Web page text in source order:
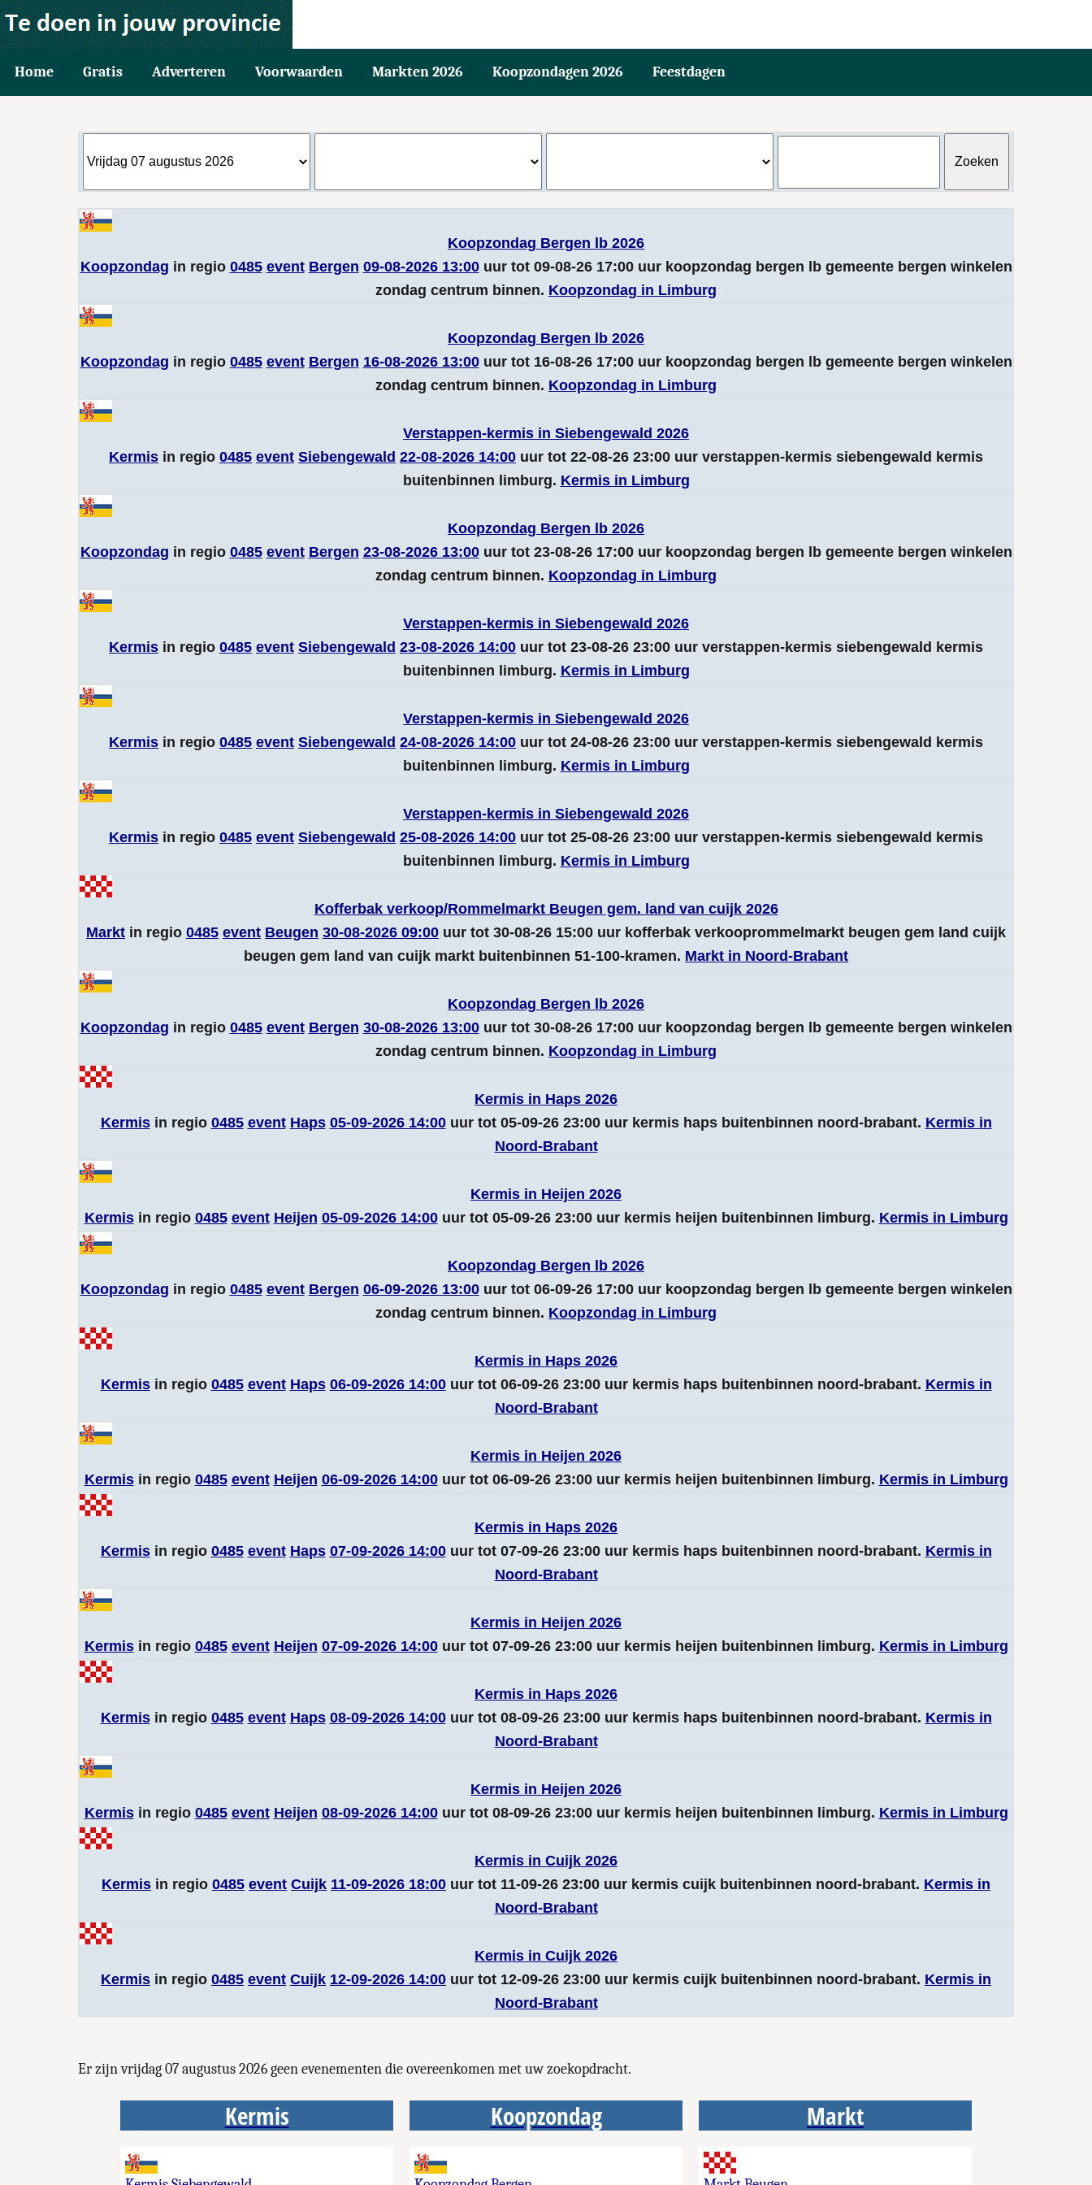
Home Gratis Adverteren Voorwaarden Markten 2026 Koopzondagen 2026 Feestdagen
Koopzondag Bergen lb 2026
Koopzondag in regio 0485 event Bergen 09-08-2026 13:00uur tot 09-08-26 17:00 uur koopzondag bergen lb gemeente bergen winkelen
zondag centrum binnen. Koopzondag in Limburg
Koopzondag Bergen lb 2026
Koopzondag in regio 0485 event Bergen 16-08-2026 13:00uur tot 16-08-26 17:00 uur koopzondag bergen lb gemeente bergen winkelen
zondag centrum binnen. Koopzondag in Limburg
Verstappen-kermis in Siebengewald 2026
Kermis in regio 0485 event Siebengewald 22-08-2026 14:00 uur tot 22-08-26 23:00 uur verstappen-kermis siebengewald kermis
buitenbinnen limburg. Kermis in Limburg
Koopzondag Bergen lb 2026
Koopzondag in regio 0485 event Bergen 23-08-2026 13:00uur tot 23-08-26 17:00 uur koopzondag bergen lb gemeente bergen winkelen
zondag centrum binnen. Koopzondag in Limburg
Verstappen-kermis in Siebengewald 2026
Kermis in regio 0485 event Siebengewald 23-08-2026 14:00 uur tot 23-08-26 23:00 uur verstappen-kermis siebengewald kermis
buitenbinnen limburg. Kermis in Limburg
Verstappen-kermis in Siebengewald 2026
Kermis in regio 0485 event Siebengewald 24-08-2026 14:00 uur tot 24-08-26 23:00 uur verstappen-kermis siebengewald kermis
buitenbinnen limburg. Kermis in Limburg
Verstappen-kermis in Siebengewald 2026
Kermis in regio 0485 event Siebengewald 25-08-2026 14:00 uur tot 25-08-26 23:00 uur verstappen-kermis siebengewald kermis
buitenbinnen limburg. Kermis in Limburg
Kofferbak verkoop/Rommelmarkt Beugen gem. land van cuijk 2026
Markt in regio 0485 event Beugen 30-08-2026 09:00 uur tot 30-08-26 15:00 uur kofferbak verkooprommelmarkt beugen gem land cuijk
beugen gem land van cuijk markt buitenbinnen 51-100-kramen. Markt in Noord-Brabant
Koopzondag Bergen lb 2026
Koopzondag in regio 0485 event Bergen 30-08-2026 13:00uur tot 30-08-26 17:00 uur koopzondag bergen lb gemeente bergen winkelen
zondag centrum binnen. Koopzondag in Limburg
Kermis in Haps 2026
Kermisin regio 0485 event Haps 05-09-2026 14:00uur tot 05-09-26 23:00 uur kermis haps buitenbinnen noord-brabant. Kermis in
Noord-Brabant
Kermis in Heijen 2026
Kermisin regio 0485 event Heijen 05-09-2026 14:00uur tot 05-09-26 23:00 uur kermis heijen buitenbinnen limburg. Kermis in Limburg
Koopzondag Bergen lb 2026
Koopzondag in regio 0485 event Bergen 06-09-2026 13:00uur tot 06-09-26 17:00 uur koopzondag bergen lb gemeente bergen winkelen
zondag centrum binnen. Koopzondag in Limburg
Kermis in Haps 2026
Kermisin regio 0485 event Haps 06-09-2026 14:00uur tot 06-09-26 23:00 uur kermis haps buitenbinnen noord-brabant. Kermis in
Noord-Brabant
Kermis in Heijen 2026
Kermisin regio 0485 event Heijen 06-09-2026 14:00uur tot 06-09-26 23:00 uur kermis heijen buitenbinnen limburg. Kermis in Limburg
Kermis in Haps 2026
Kermisin regio 0485 event Haps 07-09-2026 14:00uur tot 07-09-26 23:00 uur kermis haps buitenbinnen noord-brabant. Kermis in
Noord-Brabant
Kermis in Heijen 2026
Kermisin regio 0485 event Heijen 07-09-2026 14:00uur tot 07-09-26 23:00 uur kermis heijen buitenbinnen limburg. Kermis in Limburg
Kermis in Haps 2026
Kermisin regio 0485 event Haps 08-09-2026 14:00uur tot 08-09-26 23:00 uur kermis haps buitenbinnen noord-brabant. Kermis in
Noord-Brabant
Kermis in Heijen 2026
Kermisin regio 0485 event Heijen 08-09-2026 14:00uur tot 08-09-26 23:00 uur kermis heijen buitenbinnen limburg. Kermis in Limburg
Kermis in Cuijk 2026
Kermis in regio 0485 event Cuijk 11-09-2026 18:00 uur tot 11-09-26 23:00 uur kermis cuijk buitenbinnen noord-brabant. Kermis in
Noord-Brabant
Kermis in Cuijk 2026
Kermis in regio 0485 event Cuijk 12-09-2026 14:00 uur tot 12-09-26 23:00 uur kermis cuijk buitenbinnen noord-brabant. Kermis in
Noord-Brabant
Er zijn vrijdag 07 augustus 2026 geen evenementen die overeenkomen met uw zoekopdracht.
Kermis Koopzondag Markt